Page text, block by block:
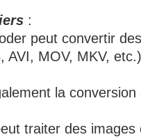
:
peut convertir
AVI, MOV, MKV,
la
traiter des